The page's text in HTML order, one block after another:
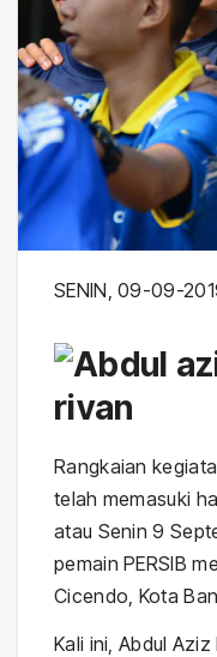
SENIN, 09-09-
Rangkaian
telah memasuki
atau Senin 9
pemain PERSIB
Cicendo, Kota
Kali ini, Abdul